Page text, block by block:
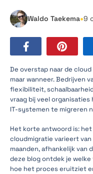
Waldo Taekema•9
De overstap naar de
maar wanneer. Bedrijven
flexibiliteit,
vraag bij veel
IT-systemen te migreren
Het korte antwoord is: het
cloudmigratie varieert
maanden, afhankelijk van
deze blog ontdek je
hoe het proces eruitziet